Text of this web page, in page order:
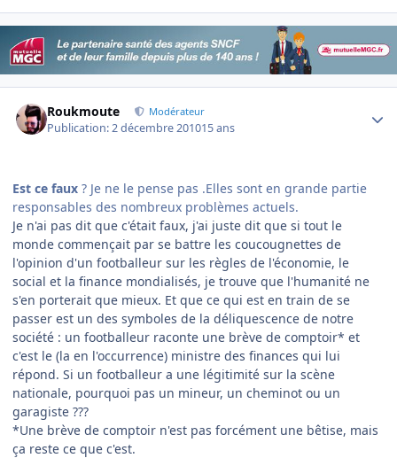
Roukmoute Modérateur
Publication:2 décembre 201015 ans
Est ce faux ? Je ne le pense pas .Elles sont en grande partie
responsables des nombreux problèmes actuels.
Je n'ai pas dit que c'était faux, j'ai juste dit que si tout le
monde commençait par se battre les coucougnettes de
l'opinion d'un footballeur sur les règles de l'économie, le
social et la finance mondialisés, je trouve que l'humanité ne
s'en porterait que mieux. Et que ce qui est en train de se
passer est un des symboles de la déliquescence de notre
société : un footballeur raconte une brève de comptoir* et
c'est le (la en l'occurrence) ministre des finances qui lui
répond. Si un footballeur a une légitimité sur la scène
nationale, pourquoi pas un mineur, un cheminot ou un
garagiste ???
*Une brève de comptoir n'est pas forcément une bêtise, mais
ça reste ce que c'est.